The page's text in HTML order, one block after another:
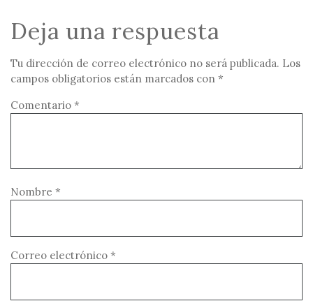
Deja una respuesta
Tu dirección de correo electrónico no será publicada. Los
campos obligatorios están marcados con *
Comentario *
Nombre *
Correo electrónico *